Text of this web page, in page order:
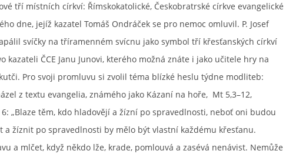
tří místních církví: Římskokatolické, Českobratrské církve evangelické
dne, jejíž kazatel Tomáš Ondráček se pro nemoc omluvil. P. Josef
svíčky na tříramenném svícnu jako symbol tří křesťanských církví
kazateli ČCE Janu Junovi, kterého možná znáte i jako učitele hry na
Pro svoji promluvu si zvolil téma blízké heslu týdne modliteb:
z textu evangelia, známého jako Kázaní na hoře, Mt 5,3–12,
„Blaze těm, kdo hladovějí a žízní po spravedlnosti, neboť oni budou
a žíznit po spravedlnosti by mělo být vlastní každému křesťanu.
a mlčet, když někdo lže, krade, pomlouvá a zasévá nenávist. Nemůže